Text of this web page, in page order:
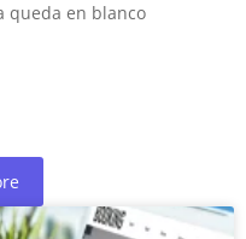
queda en blanco